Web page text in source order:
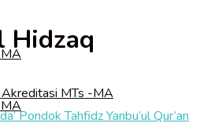
MTs -MA
Hidzaq